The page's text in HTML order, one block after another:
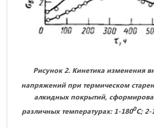
Рисунок 2. Кинетика изменения
напряжений при термическом
алкидных покрытий,
различных температурах: 1-1800С; 2-